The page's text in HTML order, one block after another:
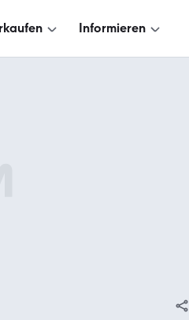
Informieren